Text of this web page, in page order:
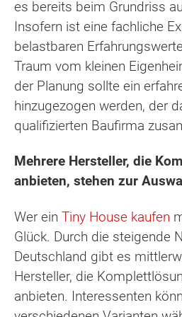
es bereits beim Grundriss
Insofern ist eine fachliche
belastbaren
Traum vom kleinen
der Planung sollte ein
hinzugezogen werden, der
qualifizierten Baufirma
Mehrere Hersteller, die
anbieten, stehen zur
Wer ein Tiny House kaufen
Glück. Durch die steigende
Deutschland gibt es
Hersteller, die
anbieten. Interessenten